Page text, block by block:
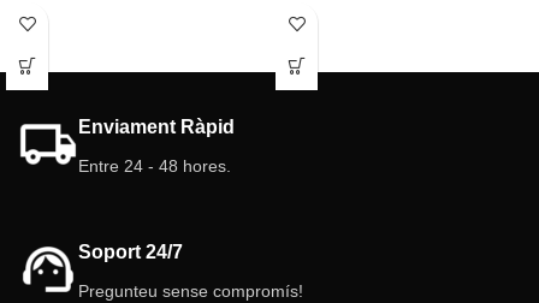
amplis, aporta elegància i ombra
longeves, són una peça central
Alçada: 60 cm.
assolellades. ¡Fàcil de cuidar i
🌿😉
Enviament Ràpid
Entre 24 - 48 hores.
Soport 24/7
Pregunteu sense compromís!